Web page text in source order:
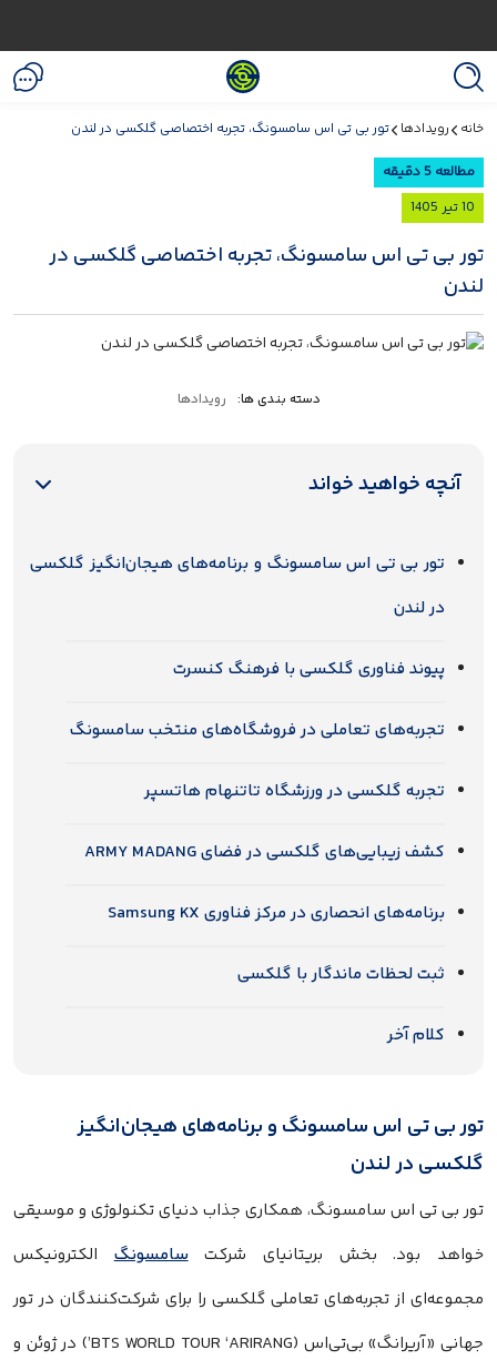
خانه رویدادها تور بی تی اس سامسونگ، تجربه اختصاصی گلکسی در لندن
مطالعه 5 دقیقه
10 تیر 1405
تور بی تی اس سامسونگ، تجربه اختصاصی گلکسی در
لندن
دسته بندی ها: رویدادها
آنچه خواهید خواند
تور بی تی اس سامسونگ و برنامه‌های هیجان‌انگیز گلکسی
در لندن
پیوند فناوری گلکسی با فرهنگ کنسرت
تجربه‌های تعاملی در فروشگاه‌های منتخب سامسونگ
تجربه گلکسی در ورزشگاه تاتنهام هاتسپر
کشف زیبایی‌های گلکسی در فضای ARMY MADANG
برنامه‌های انحصاری در مرکز فناوری Samsung KX
ثبت لحظات ماندگار با گلکسی
کلام آخر
تور بی تی اس سامسونگ و برنامه‌های هیجان‌انگیز
گلکسی در لندن
تور بی تی اس سامسونگ، همکاری جذاب دنیای تکنولوژی و موسیقی
خواهد بود. بخش بریتانیای شرکتسامسونگالکترونیکس
مجموعه‌ای از تجربه‌های تعاملی گلکسی را برای شرکت‌کنندگان در تور
جهانی «آریرانگ» بی‌تی‌اس (BTS WORLD TOUR ‘ARIRANG’) در ژوئن و